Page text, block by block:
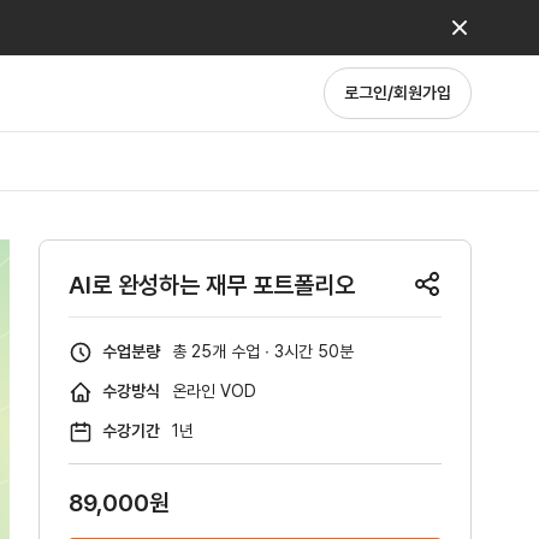
로그인/회원가입
AI로 완성하는 재무 포트폴리오
수업분량 총 25개 수업 ∙ 3시간 50분
수강방식 온라인 VOD
수강기간 1년
89,000원